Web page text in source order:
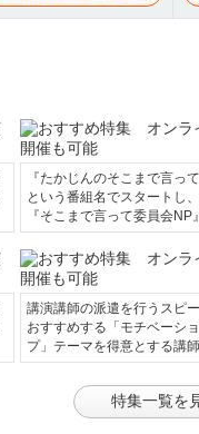
『たかじんのそこまで言っ
という番組名でスタートし
『そこまで言って委員会NP
講演講師の派遣を行うスピ
おすすめする「モチベーシ
プ」テーマを得意とする講
特集一覧を